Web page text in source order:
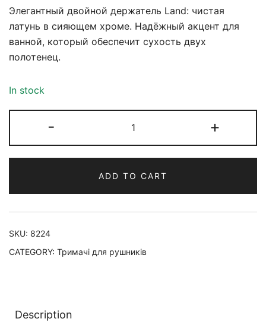
Элегантный двойной держатель Land: чистая
латунь в сияющем хроме. Надёжный акцент для
ванной, который обеспечит сухость двух
полотенец.
In stock
- +
ADD TO CART
SKU: 8224
CATEGORY: Тримачі для рушників
Description